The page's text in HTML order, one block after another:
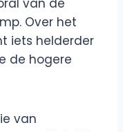
van de
Over het
iets helderder
de hogere
van